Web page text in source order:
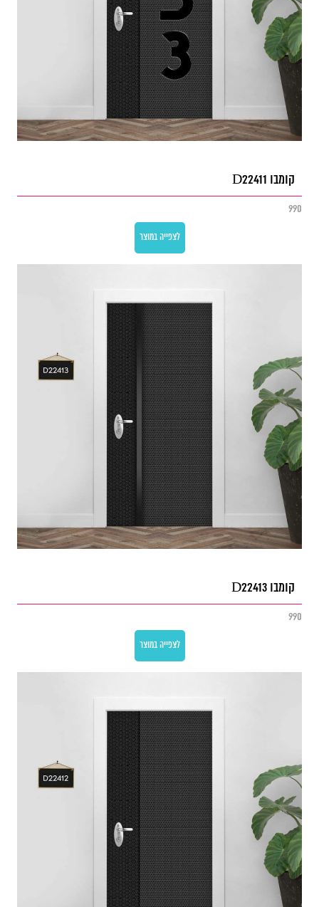
קומבו D22411
990
לצפייה במוצר
קומבו D22413
990
לצפייה במוצר